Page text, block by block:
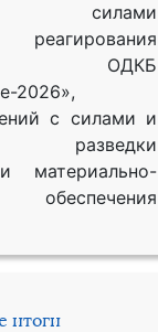
силами
ОДКБ
2026»,
с силами и
разведки
материально-
обеспечения
итоги